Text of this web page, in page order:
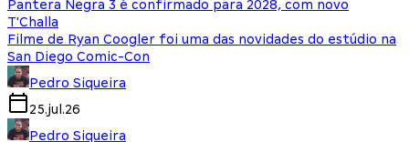
Pantera Negra 3 é confirmado para 2028, com novo
T'Challa
Filme de Ryan Coogler foi uma das novidades do estúdio na
San Diego Comic-Con
Pedro Siqueira
25.jul.26
Pedro Siqueira